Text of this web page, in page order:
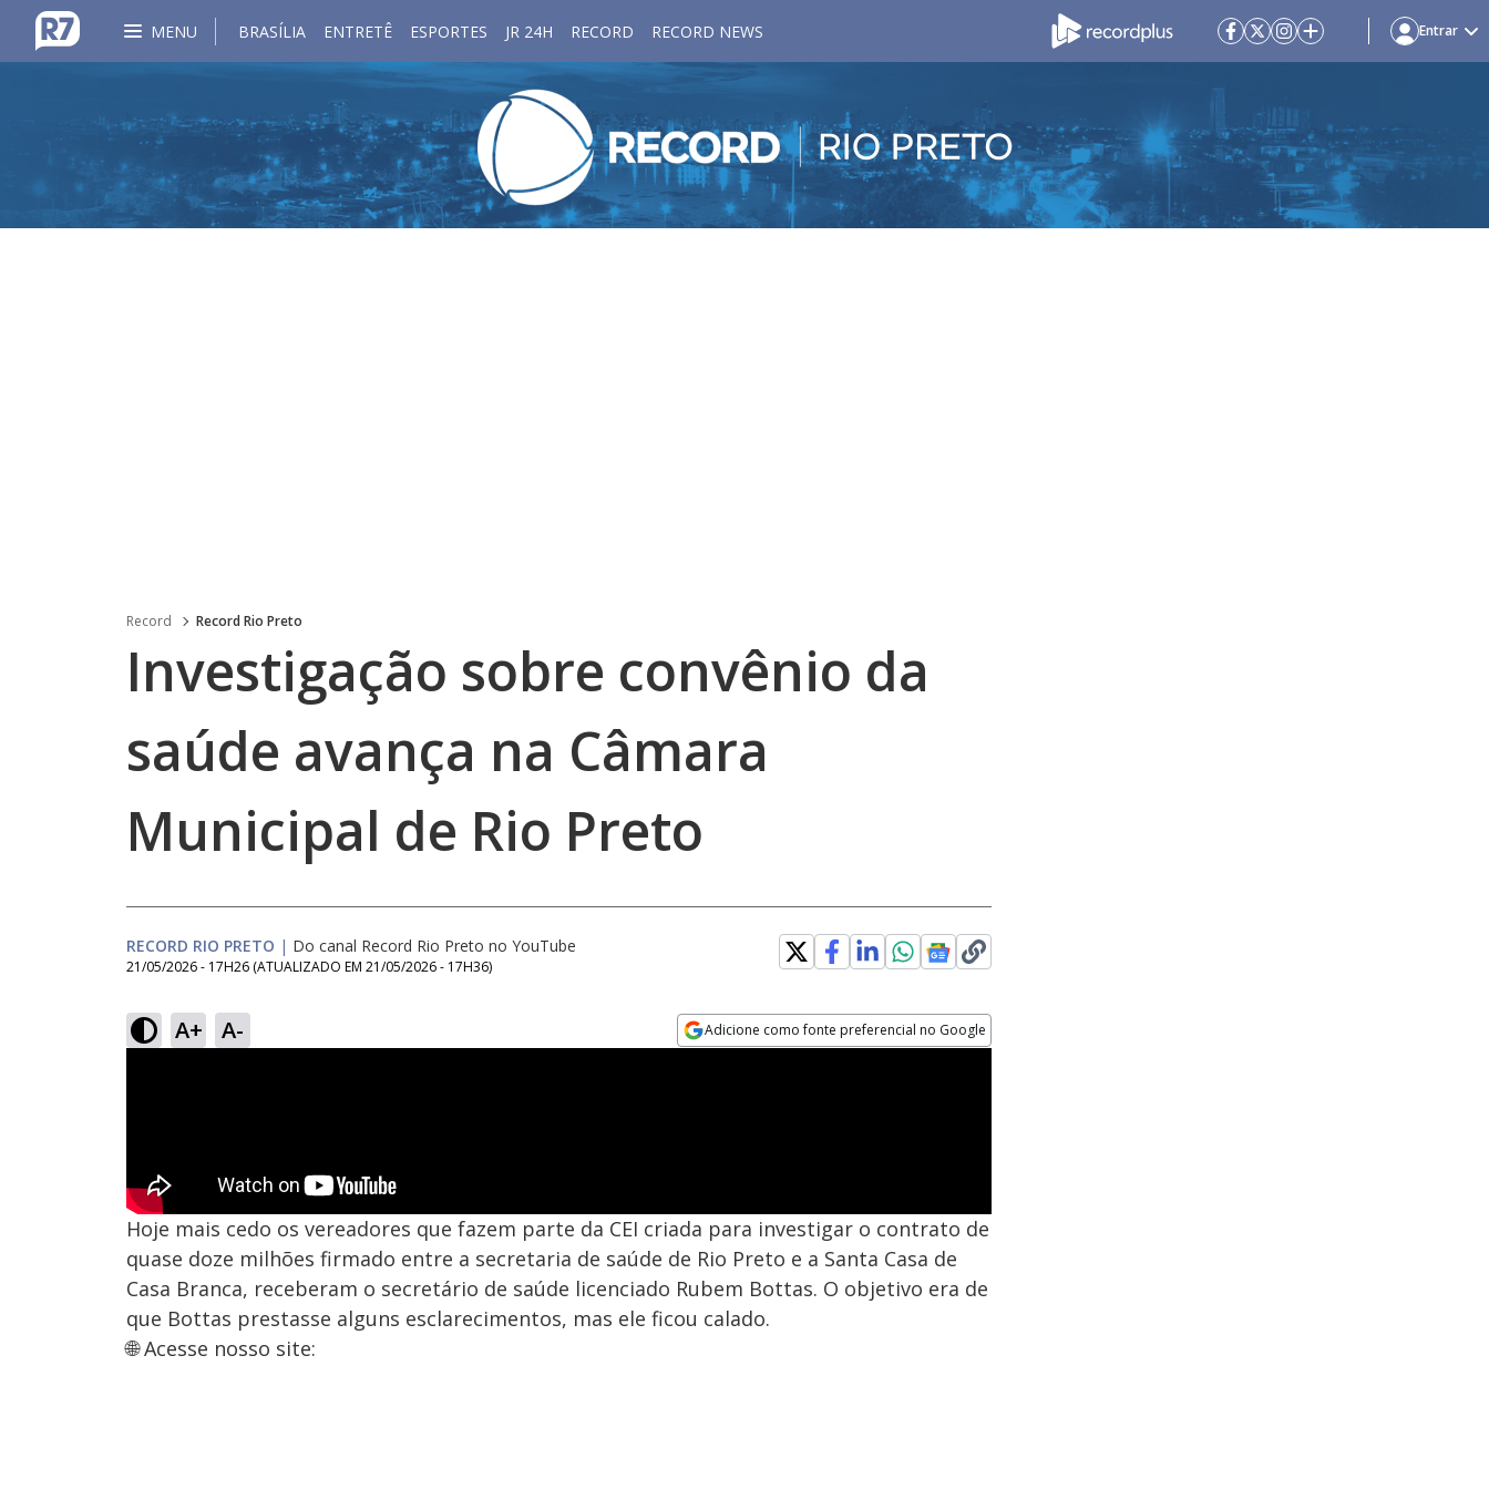
MENU BRASÍLIA ENTRETÊ ESPORTES JR 24H RECORD RECORD NEWS Entrar
Record Record Rio Preto
Investigação sobre convênio da
saúde avança na Câmara
Municipal de Rio Preto
RECORD RIO PRETO | Do canal Record Rio Preto no YouTube
21/05/2026 - 17H26 (ATUALIZADO EM 21/05/2026 - 17H36)
A+ A- Adicione como fonte preferencial no Google
Hoje mais cedo os vereadores que fazem parte da CEI criada para investigar o contrato de
quase doze milhões firmado entre a secretaria de saúde de Rio Preto e a Santa Casa de
Casa Branca, receberam o secretário de saúde licenciado Rubem Bottas. O objetivo era de
que Bottas prestasse alguns esclarecimentos, mas ele ficou calado.
🌐 Acesse nosso site: